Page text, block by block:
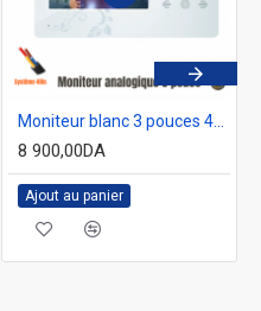
8 900,00DA
Ajout au panier